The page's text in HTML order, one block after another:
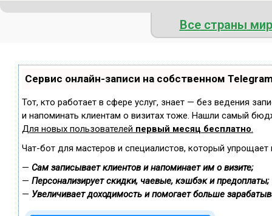
Все страны
Сервис онлайн-записи на собственном
Тот, кто работает в сфере услуг, знает — без ведения
и напоминать клиентам о визитах тоже. Нашли самый
Для новых пользователей первый месяц бесплатно.
Чат-бот для мастеров и специалистов, который упрощает
— Сам записывает клиентов и напоминает им о визите;
— Персонализирует скидки, чаевые, кэшбэк и предоплаты;
— Увеличивает доходимость и помогает больше